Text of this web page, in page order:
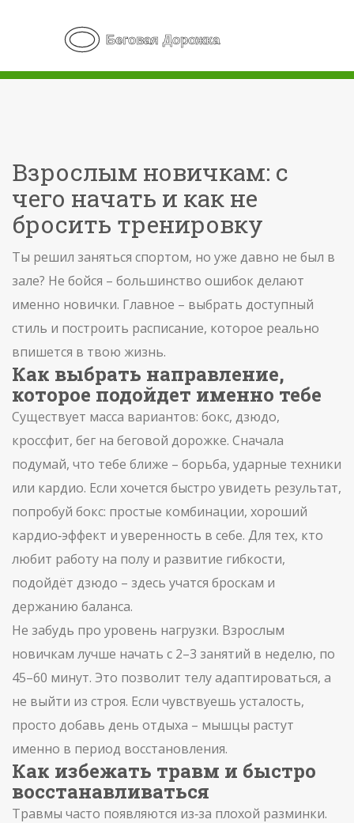
Взрослым новичкам: с
чего начать и как не
бросить тренировку
Ты решил заняться спортом, но уже давно не был в
зале? Не бойся – большинство ошибок делают
именно новички. Главное – выбрать доступный
стиль и построить расписание, которое реально
впишется в твою жизнь.
Как выбрать направление,
которое подойдет именно тебе
Существует масса вариантов: бокс, дзюдо,
кроссфит, бег на беговой дорожке. Сначала
подумай, что тебе ближе – борьба, ударные техники
или кардио. Если хочется быстро увидеть результат,
попробуй бокс: простые комбинации, хороший
кардио‑эффект и уверенность в себе. Для тех, кто
любит работу на полу и развитие гибкости,
подойдёт дзюдо – здесь учатся броскам и
держанию баланса.
Не забудь про уровень нагрузки. Взрослым
новичкам лучше начать с 2–3 занятий в неделю, по
45–60 минут. Это позволит телу адаптироваться, а
не выйти из строя. Если чувствуешь усталость,
просто добавь день отдыха – мышцы растут
именно в период восстановления.
Как избежать травм и быстро
восстанавливаться
Травмы часто появляются из‑за плохой разминки.